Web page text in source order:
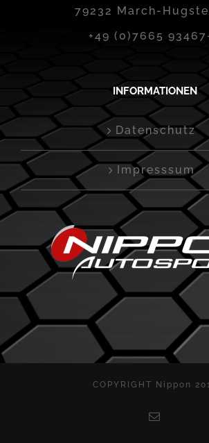
79232 March-
+49 (0)7665
INFORMATIONEN
Datenschutz
Impresssum
COPYRIGHT Nippon